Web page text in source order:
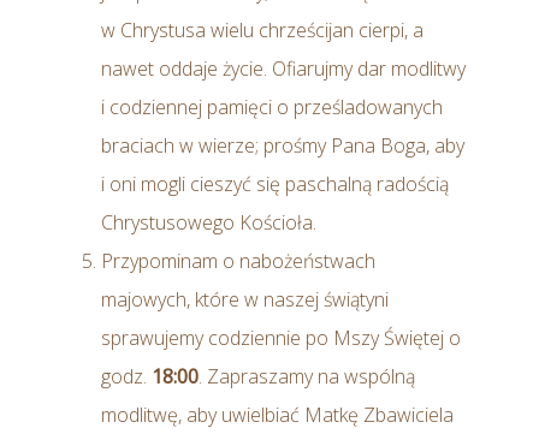
w Chrystusa wielu chrześcijan cierpi, a
nawet oddaje życie. Ofiarujmy dar modlitwy
i codziennej pamięci o prześladowanych
braciach w wierze; prośmy Pana Boga, aby
i oni mogli cieszyć się paschalną radością
Chrystusowego Kościoła.
Przypominam o nabożeństwach
majowych, które w naszej świątyni
sprawujemy codziennie po Mszy Świętej o
godz. 18:00. Zapraszamy na wspólną
modlitwę, aby uwielbiać Matkę Zbawiciela